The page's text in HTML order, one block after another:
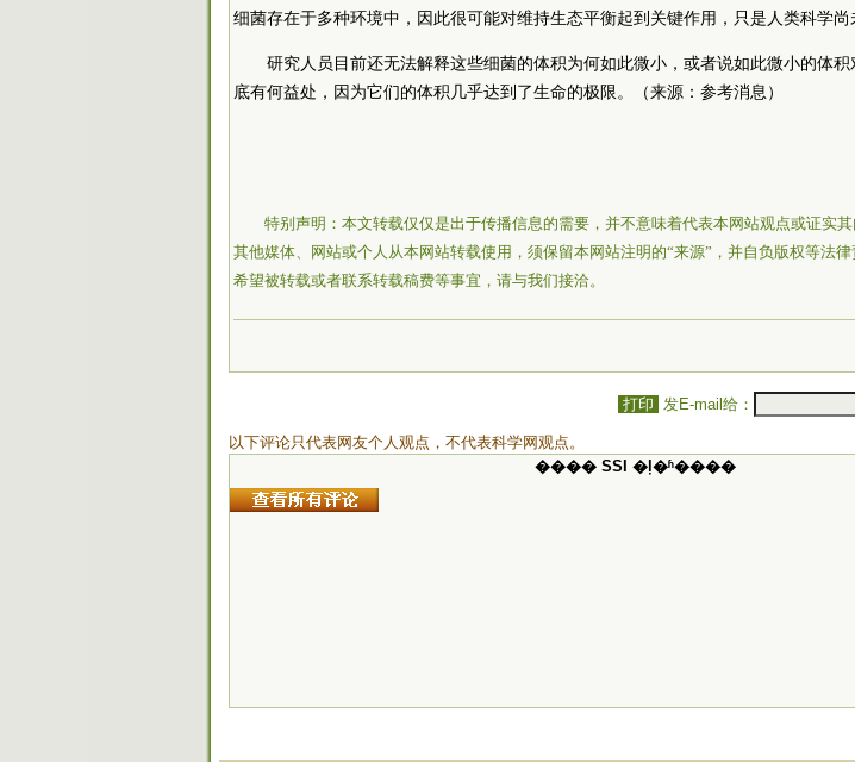
细菌存在于多种环境中，因此很可能对维持生态平衡起到关键作用，只是人类科学尚
研究人员目前还无法解释这些细菌的体积为何如此微小，或者说如此微小的体积
底有何益处，因为它们的体积几乎达到了生命的极限。（来源：参考消息）
特别声明：本文转载仅仅是出于传播信息的需要，并不意味着代表本网站观点或证实
其他媒体、网站或个人从本网站转载使用，须保留本网站注明的“来源”，并自负版权等法
希望被转载或者联系转载稿费等事宜，请与我们接洽。
打印 发E-mail给：
以下评论只代表网友个人观点，不代表科学网观点。
���� SSI �ļ�ʱ����